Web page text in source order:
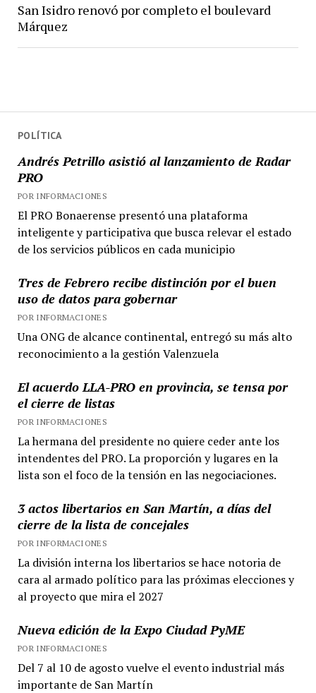
POLÍTICA
Andrés Petrillo asistió al lanzamiento de Radar
PRO
POR INFORMACIONES
El PRO Bonaerense presentó una plataforma
inteligente y participativa que busca relevar el estado
de los servicios públicos en cada municipio
Tres de Febrero recibe distinción por el buen
uso de datos para gobernar
POR INFORMACIONES
Una ONG de alcance continental, entregó su más alto
reconocimiento a la gestión Valenzuela
El acuerdo LLA-PRO en provincia, se tensa por
el cierre de listas
POR INFORMACIONES
La hermana del presidente no quiere ceder ante los
intendentes del PRO. La proporción y lugares en la
lista son el foco de la tensión en las negociaciones.
3 actos libertarios en San Martín, a días del
cierre de la lista de concejales
POR INFORMACIONES
La división interna los libertarios se hace notoria de
cara al armado político para las próximas elecciones y
al proyecto que mira el 2027
Nueva edición de la Expo Ciudad PyME
POR INFORMACIONES
Del 7 al 10 de agosto vuelve el evento industrial más
importante de San Martín
San Isidro renovó por completo el boulevard
Márquez